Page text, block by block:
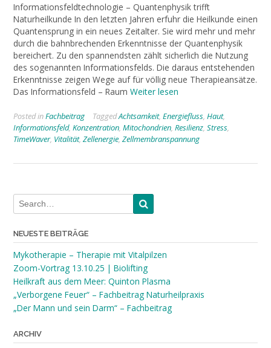
Informationsfeldtechnologie – Quantenphysik trifft
Naturheilkunde In den letzten Jahren erfuhr die Heilkunde einen
Quantensprung in ein neues Zeitalter. Sie wird mehr und mehr
durch die bahnbrechenden Erkenntnisse der Quantenphysik
bereichert. Zu den spannendsten zählt sicherlich die Nutzung
des sogenannten Informationsfelds. Die daraus entstehenden
Erkenntnisse zeigen Wege auf für völlig neue Therapieansätze.
Das Informationsfeld – Raum Weiter lesen
Posted inFachbeitrag TaggedAchtsamkeit, Energiefluss Haut,
Informationsfeld, Konzentration Mitochondrien Resilienz Stress
TimeWaver, Vitalität, Zellenergie Zellmembranspannung
NEUESTE BEITRÄGE
Mykotherapie – Therapie mit Vitalpilzen
Zoom-Vortrag 13.10.25 | Biolifting
Heilkraft aus dem Meer: Quinton Plasma
„Verborgene Feuer“ – Fachbeitrag Naturheilpraxis
„Der Mann und sein Darm“ – Fachbeitrag
ARCHIV